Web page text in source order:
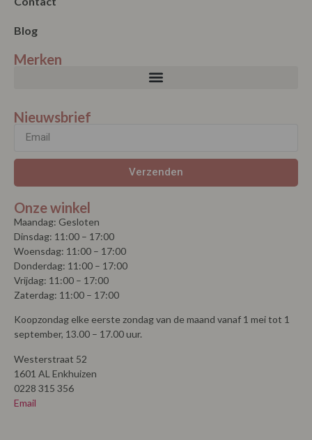
Blog
Merken
Nieuwsbrief
Verzenden
Onze winkel
Maandag: Gesloten
Dinsdag: 11:00 – 17:00
Woensdag: 11:00 – 17:00
Donderdag: 11:00 – 17:00
Vrijdag: 11:00 – 17:00
Zaterdag: 11:00 – 17:00
Koopzondag elke eerste zondag van de maand vanaf 1 mei tot 1
september, 13.00 – 17.00 uur.
Westerstraat 52
1601 AL Enkhuizen
0228 315 356
Email